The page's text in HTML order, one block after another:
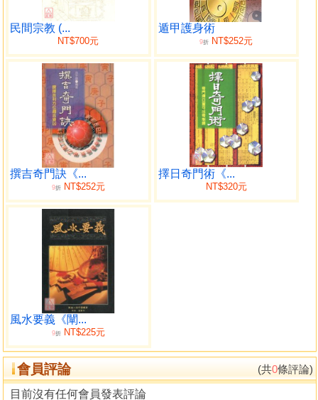
民間宗教 (...
NT$700元
遁甲護身術
9折 NT$252元
撰吉奇門訣《...
9折NT$252元
擇日奇門術《...
NT$320元
風水要義《闡...
9折NT$225元
會員評論 (共0條評論)
目前沒有任何會員發表評論